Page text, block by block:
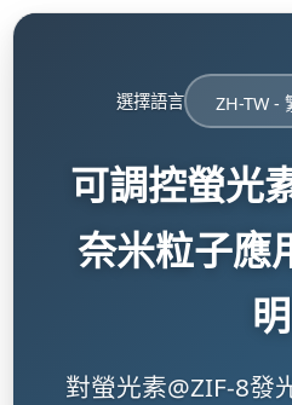
選擇語言
可調控螢光
奈米粒子應
明
對螢光素@ZIF-8發